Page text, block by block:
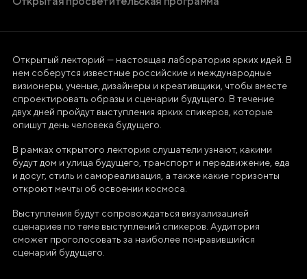
Открытый лекторий — настоящая лаборатория ярких идей. В
нем соберутся известные российские и международные
визионеры, ученые, дизайнеры и креативщики, чтобы вместе
спроектировать образы и сценарии будущего. В течение
двух дней пройдут выступления ярких спикеров, которые
опишут день человека будущего.
В рамках открытого лектория слушатели узнают, какими
будут дом и улица будущего, транспорт и передвижение, еда
и досуг, стиль и самореализация, а также какие горизонты
откроют мечты об освоении космоса.
Выступления будут сопровождаться визуализацией
сценариев по теме выступлений спикеров. Аудитория
сможет проголосовать за наиболее понравившийся
сценарий будущего.